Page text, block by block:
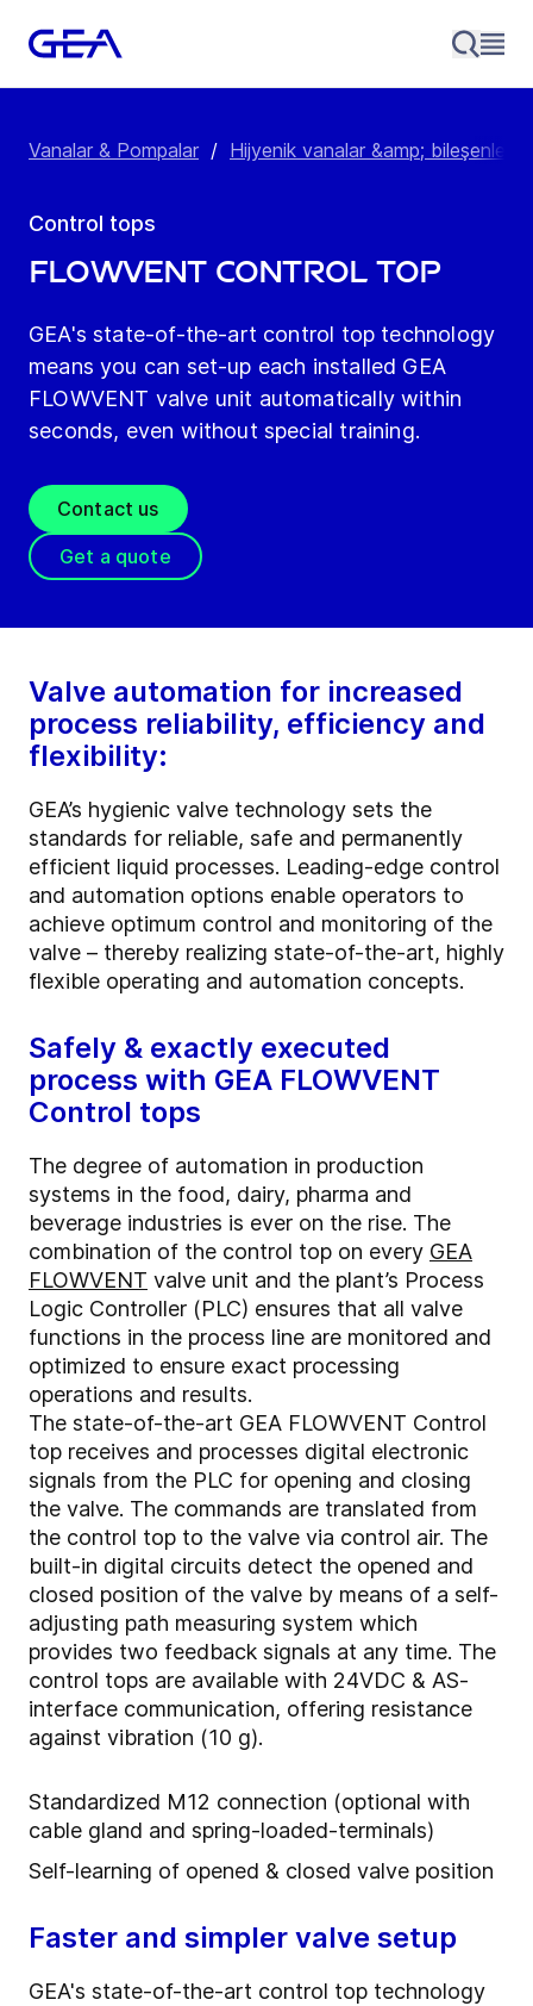
Vanalar & Pompalar / Hijyenik vanalar &amp; bileşenler
Control tops
FLOWVENT Control top
GEA's state-of-the-art control top technology
means you can set-up each installed GEA
FLOWVENT valve unit automatically within
seconds, even without special training.
Contact us
Get a quote
Valve automation for increased
process reliability, efficiency and
flexibility:
GEA’s hygienic valve technology sets the
standards for reliable, safe and permanently
efficient liquid processes. Leading-edge control
and automation options enable operators to
achieve optimum control and monitoring of the
valve – thereby realizing state-of-the-art, highly
flexible operating and automation concepts.
Safely & exactly executed
process with GEA FLOWVENT
Control tops
The degree of automation in production
systems in the food, dairy, pharma and
beverage industries is ever on the rise. The
combination of the control top on every GEA
FLOWVENT valve unit and the plant’s Process
Logic Controller (PLC) ensures that all valve
functions in the process line are monitored and
optimized to ensure exact processing
operations and results.
The state-of-the-art GEA FLOWVENT Control
top receives and processes digital electronic
signals from the PLC for opening and closing
the valve. The commands are translated from
the control top to the valve via control air. The
built-in digital circuits detect the opened and
closed position of the valve by means of a self-
adjusting path measuring system which
provides two feedback signals at any time. The
control tops are available with 24VDC & AS-
interface communication, offering resistance
against vibration (10 g).
Standardized M12 connection (optional with
cable gland and spring-loaded-terminals)
Self-learning of opened & closed valve position
Faster and simpler valve setup
GEA's state-of-the-art control top technology